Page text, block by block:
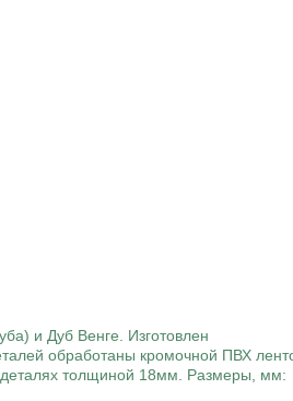
и Дуб Венге. Изготовлен
обработаны кромочной ПВХ
толщиной 18мм. Размеры, мм: